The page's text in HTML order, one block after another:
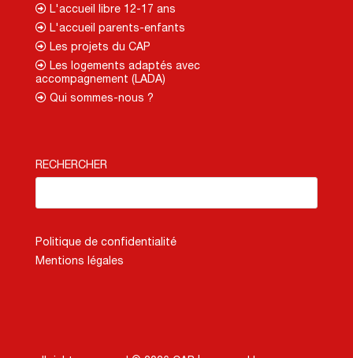
L'accueil libre 12-17 ans
L'accueil parents-enfants
Les projets du CAP
Les logements adaptés avec
accompagnement (LADA)
Qui sommes-nous ?
RECHERCHER
Politique de confidentialité
Mentions légales